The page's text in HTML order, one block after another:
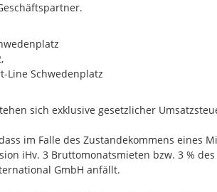
den großzügigen, hellen Räumen und
dieses Büro die perfekte Adresse für
inspirierende Arbeitsumgebung legen.
im Falle des Zustandekommens eines
anfällt.
ein wirtschaftliches bzw. familiäres
Line Schwedenplatz
sich exklusive gesetzlicher
im Falle des Zustandekommens eines
iHv. 3 Bruttomonatsmieten bzw. 3 %
GmbH anfällt.